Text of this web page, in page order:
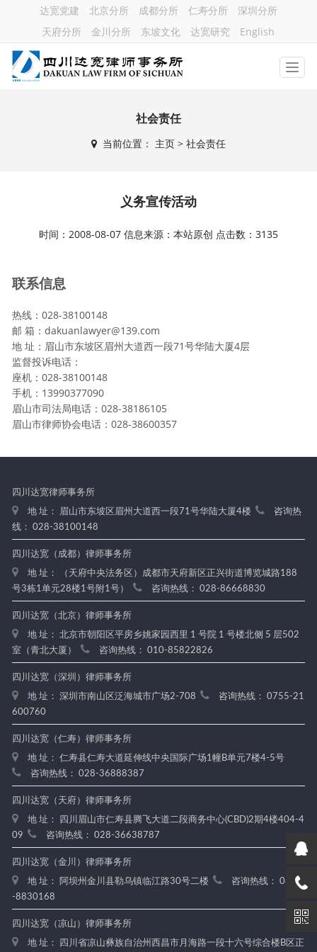
达宽党建 北京分所 成都分所 仁寿分所
深圳分所
天府分所
金川分所 东坡文化 达宽研究 English
社会责任
当前位置： 主页> 社会责任
义务宣传活动
时间：2008-08-07 信息来源：本站原创 点击数：3135
联系信息
热线：028-38100148
邮 箱：dakuanlawyer@139.com
地 址：眉山市东坡区眉州大道西一段71号华陆大厦4层
监督投诉电话：
座机：028-38100148
手机：13990377090
眉山市司法局电话：028-38186105
眉山市律师协会电话：028-38600357
四川达宽律师事务所
地 址： 眉山市东坡区眉州大道西一段71号华陆大厦4楼
咨询热
线： 028-38100148
四川达宽（成都）律师事务所
地 址： （天府中央法务区）成都市天府新区正兴街道博览城路188
号3栋1单元28楼1号附1号）
咨询热线： 028-86668830
四川达宽（北京）律师事务所
地 址： 北京市朝阳区平房乡姚家园西里 1 号院 1 号楼北侧 5 层502
室（青北大厦）
咨询热线： 010-85822826
四川达宽（深圳）律师事务所
地 址： 深圳市南山区泛海城市广场2-708
咨询热线： 0755-21
600760
四川达宽（仁寿）律师事务所
地 址： 仁寿县仁寿大道延伸线中央国际广场1幢B单元7楼4-5号
咨询热线： 028-36888387
四川达宽（天府）律师事务所
地 址： 四川眉山市仁寿县腾飞大道二段商务中心(CBD)2期4楼404-4
09
咨询热线： 028-36638787
四川达宽（金川）律师事务所
地 址： 阿坝州金川县勒乌镇临江路30号二楼
咨询热线： 0837
-8830168
四川达宽（凉山）律师事务所
地 址： 四川省凉山彝族自治州西昌市月海路一段十六号综合楼B区正